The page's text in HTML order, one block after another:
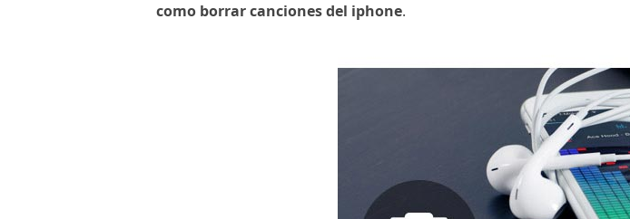
como borrar canciones del iphone.